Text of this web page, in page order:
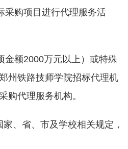
采购项目进行代理服务活
金额2000万元以上）或特殊
州铁路技师学院招标代理机
购代理服务机构。
、省、市及学校相关规定，